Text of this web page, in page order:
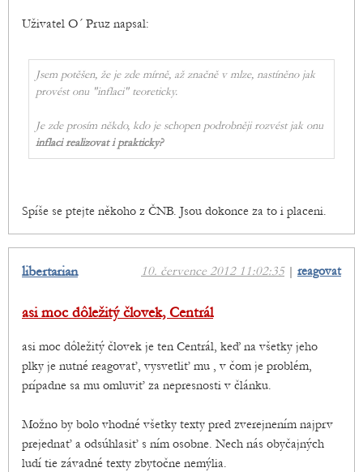
Uživatel O´ Pruz napsal:
Jsem potěšen, že je zde mírně, až značně v mlze, nastíněno jak
provést onu "inflaci" teoreticky.
Je zde prosím někdo, kdo je schopen podrobněji rozvést jak onu
inflaci realizovat i prakticky?
Spíše se ptejte někoho z ČNB. Jsou dokonce za to i placeni.
10. července 2012 11:02:35| reagovat
libertarian
asi moc dôležitý človek, Centrál
asi moc dôležitý človek je ten Centrál, keď na všetky jeho
plky je nutné reagovať, vysvetliť mu , v čom je problém,
prípadne sa mu omluviť za nepresnosti v článku.
Možno by bolo vhodné všetky texty pred zverejnením najprv
prejednať a odsúhlasiť s ním osobne. Nech nás obyčajných
ludí tie závadné texty zbytočne nemýlia.